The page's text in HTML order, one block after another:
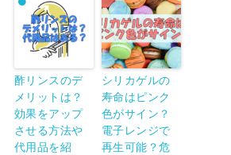
酢リンスのデ
メリットは？
効果をアップ
させる方法や
代用品を紹
シリカゲルの
寿命はピンク
色がサイン？
電子レンジで
再生可能？危